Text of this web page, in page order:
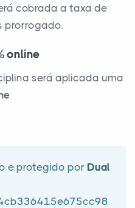
cobrada a taxa de
prorrogado.
online
será aplicada uma
e protegido por Dual